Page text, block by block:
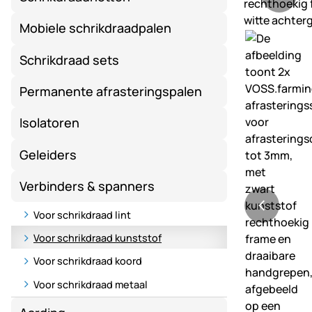
Mobiele schrikdraadpalen
Schrikdraad sets
Permanente afrasteringspalen
Isolatoren
Geleiders
Verbinders & spanners
Voor schrikdraad lint
Voor schrikdraad kunststof
Voor schrikdraad koord
Voor schrikdraad metaal